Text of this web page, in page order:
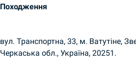
Походження
вул. Транспортна, 33, м. Ватутіне,
Черкаська обл., Україна, 20251.